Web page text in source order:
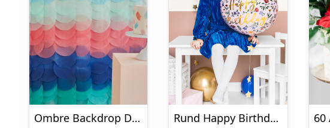
Ombre Backdrop DIY Multifarvet Rund Happy Birthday Blomstret Folieballon